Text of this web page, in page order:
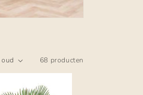
68 producten